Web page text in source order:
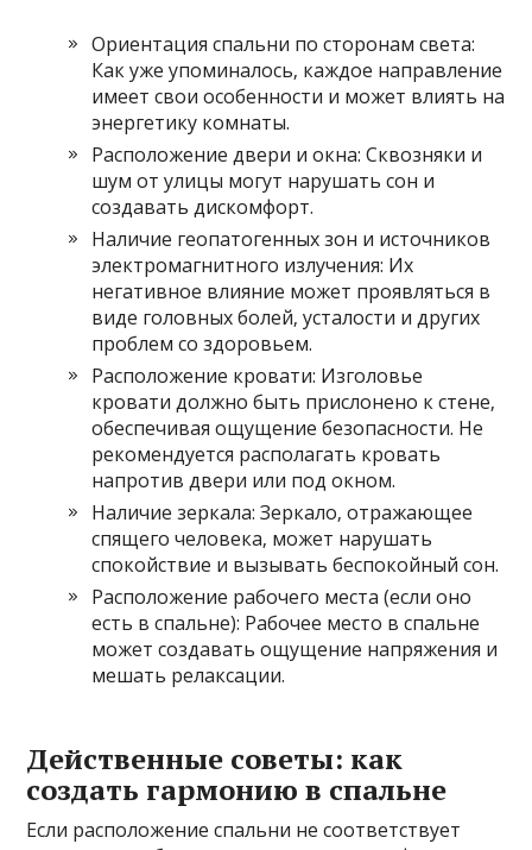
Ориентация спальни по сторонам света:
Как уже упоминалось‚ каждое направление
имеет свои особенности и может влиять на
энергетику комнаты.
Расположение двери и окна: Сквозняки и
шум от улицы могут нарушать сон и
создавать дискомфорт.
Наличие геопатогенных зон и источников
электромагнитного излучения: Их
негативное влияние может проявляться в
виде головных болей‚ усталости и других
проблем со здоровьем.
Расположение кровати: Изголовье
кровати должно быть прислонено к стене‚
обеспечивая ощущение безопасности. Не
рекомендуется располагать кровать
напротив двери или под окном.
Наличие зеркала: Зеркало‚ отражающее
спящего человека‚ может нарушать
спокойствие и вызывать беспокойный сон.
Расположение рабочего места (если оно
есть в спальне): Рабочее место в спальне
может создавать ощущение напряжения и
мешать релаксации.
Действенные советы: как
создать гармонию в спальне
Если расположение спальни не соответствует